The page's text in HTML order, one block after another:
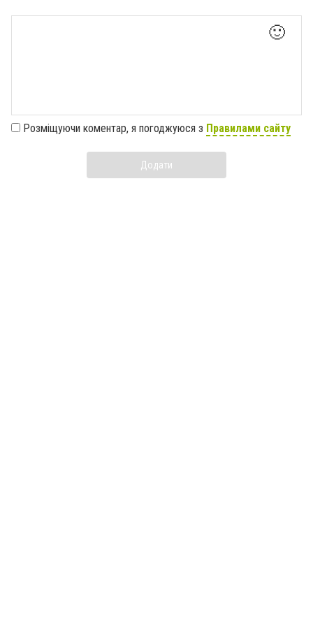
🙂
Розміщуючи коментар, я погоджуюся з Правилами сайту
Додати